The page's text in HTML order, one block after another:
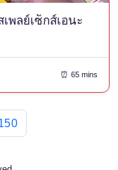
พลย์เซ็กส์เอนะ
⏰ 65 mins